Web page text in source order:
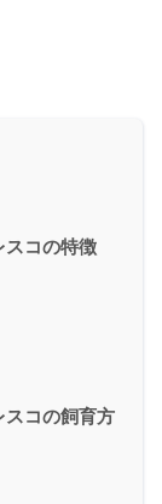
スコの特徴
スコの飼育方